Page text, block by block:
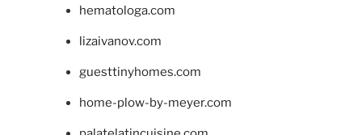
hematologa.com
lizaivanov.com
guesttinyhomes.com
home-plow-by-meyer.com